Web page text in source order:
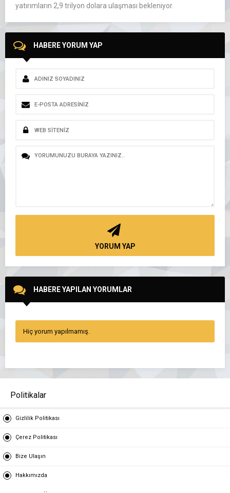
yatırımların 2,9 trilyon dolara ulaşması bekleniyor.
HABERE YORUM YAP
YORUM YAP
HABERE YAPILAN YORUMLAR
Hiç yorum yapılmamış.
Politikalar
Gizlilik Politikası
Çerez Politikası
Bize Ulaşın
Hakkımızda